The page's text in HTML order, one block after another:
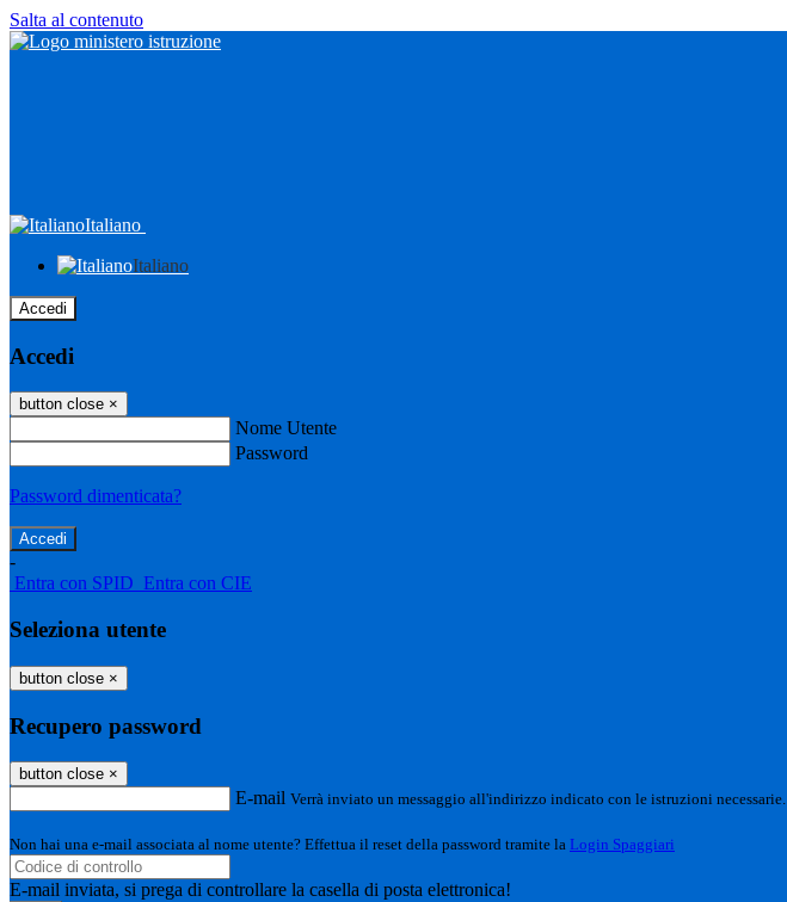
Salta al contenuto
Italiano
Italiano
Accedi
Accedi
button close ×
Nome Utente
Password
Password dimenticata?
-
Entra con SPID Entra con CIE
Seleziona utente
button close ×
Recupero password
button close ×
E-mail Verrà inviato un messaggio all'indirizzo indicato con le istruzioni necessarie.
Non hai una e-mail associata al nome utente? Effettua il reset della password tramite la Login Spaggiari
E-mail inviata, si prega di controllare la casella di posta elettronica!